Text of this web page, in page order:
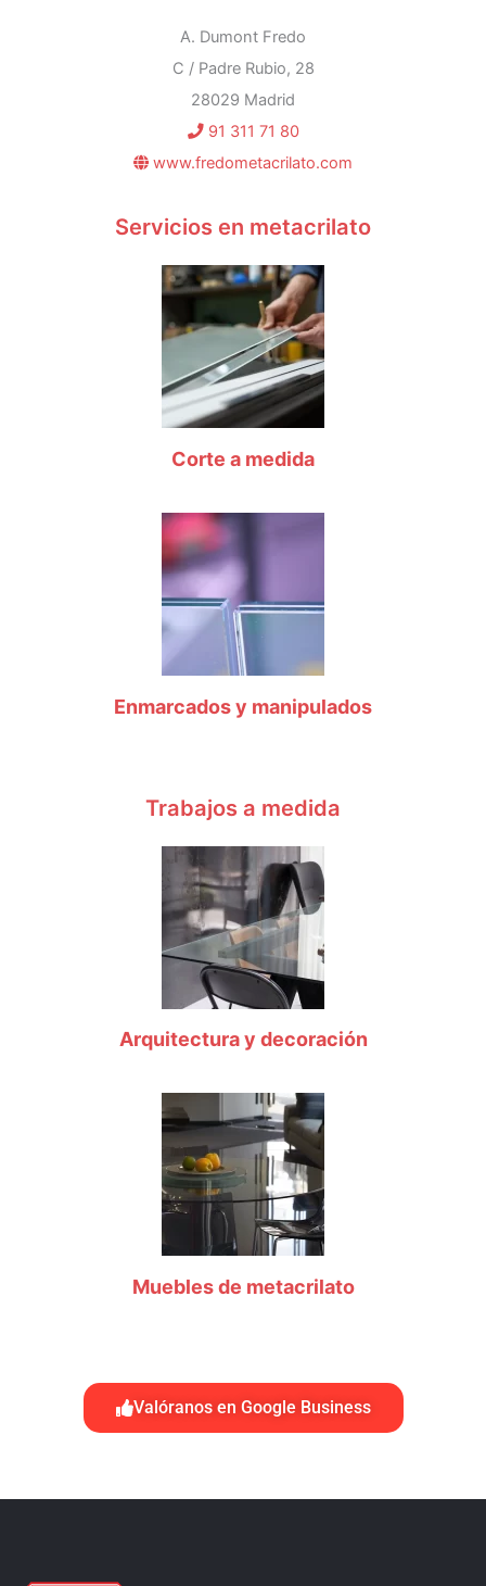
A. Dumont Fredo
C / Padre Rubio, 28
28029 Madrid
91 311 71 80
www.fredometacrilato.com
Servicios en metacrilato
Corte a medida
Enmarcados y manipulados
Trabajos a medida
Arquitectura y decoración
Muebles de metacrilato
Valóranos en Google Business